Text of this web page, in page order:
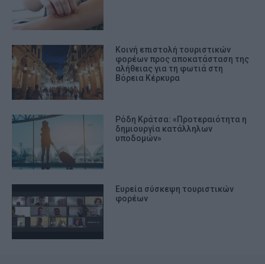
Κοινή επιστολή τουριστικών
φορέων προς αποκατάσταση της
αλήθειας για τη φωτιά στη
Βόρεια Κέρκυρα
Ρόδη Κράτσα: «Προτεραιότητα η
δημιουργία κατάλληλων
υποδομών»
Ευρεία σύσκεψη τουριστικών
φορέων